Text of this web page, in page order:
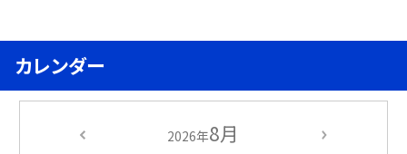
カレンダー
2026年8月